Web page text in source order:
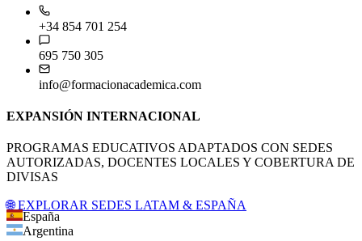
+34 854 701 254
695 750 305
info@formacionacademica.com
EXPANSIÓN INTERNACIONAL
PROGRAMAS EDUCATIVOS ADAPTADOS CON SEDES
AUTORIZADAS, DOCENTES LOCALES Y COBERTURA DE
DIVISAS
🌐 EXPLORAR SEDES LATAM & ESPAÑA
España
Argentina